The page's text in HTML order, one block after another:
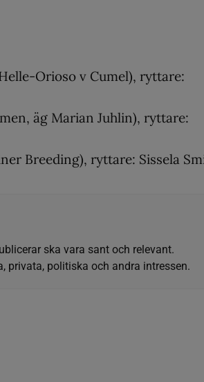
Orioso v Cumel), ryttare:
äg Marian Juhlin), ryttare:
Breeding), ryttare: Sissela
ska vara sant och relevant.
privata, politiska och andra intressen.